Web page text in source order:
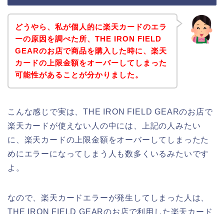
どうやら、私が個人的に楽天カードのエラ
ーの原因を調べた所、THE IRON FIELD
GEARのお店で商品を購入した時に、楽天
カードの上限金額をオーバーしてしまった
可能性があることが分かりました。
こんな感じで実は、THE IRON FIELD GEARのお店で
楽天カードが使えない人の中には、上記の人みたい
に、楽天カードの上限金額をオーバーしてしまったた
めにエラーになってしまう人も数多くいるみたいです
よ。
なので、楽天カードエラーが発生してしまった人は、
THE IRON FIELD GEARのお店で利用した楽天カード